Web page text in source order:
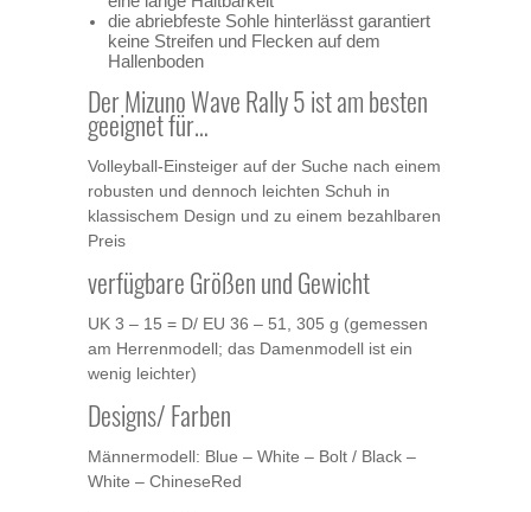
die abriebfeste Sohle hinterlässt garantiert
keine Streifen und Flecken auf dem
Hallenboden
Der Mizuno Wave Rally 5 ist am besten
geeignet für…
Volleyball-Einsteiger auf der Suche nach einem
robusten und dennoch leichten Schuh in
klassischem Design und zu einem bezahlbaren
Preis
verfügbare Größen und Gewicht
UK 3 – 15 = D/ EU 36 – 51, 305 g (gemessen
am Herrenmodell; das Damenmodell ist ein
wenig leichter)
Designs/ Farben
Männermodell: Blue – White – Bolt / Black –
White – ChineseRed